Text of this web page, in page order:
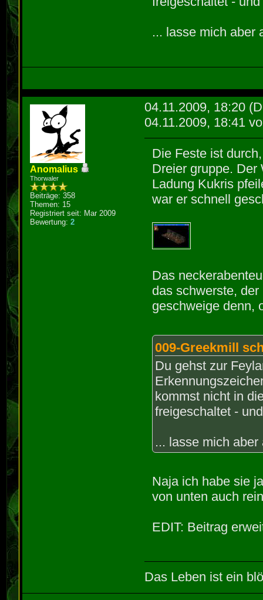
... lasse mich aber
Anomalius
Thorwaler
Beiträge: 358
Themen: 15
Registriert seit: Mar 2009
Bewertung:2
04.11.2009, 18:20
04.11.2009, 18:41
Die Feste ist
Dreier gruppe. Der
Ladung Kukris
war er schnell
Das
das schwerste,
geschweige denn,
009-Greekmill
Du gehst zur
kommst nicht in
freigeschaltet -
... lasse mich
Naja ich habe sie
von unten auch
EDIT: Beitrag
Das Leben ist ein